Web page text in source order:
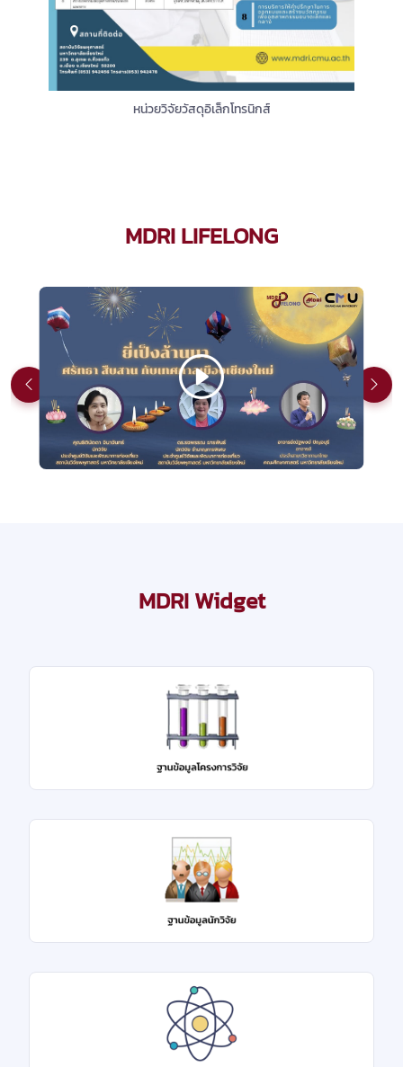
หน่วยวิจัยวัสดุอิเล็กโทรนิกส์
MDRI LIFELONG
MDRI Widget